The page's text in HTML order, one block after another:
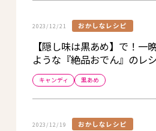
2023/12/21 おかしなレシピ
【隠し味は黒あめ】で！一
ような『絶品おでん』のレ
キャンディ 黒あめ
2023/12/19 おかしなレシピ